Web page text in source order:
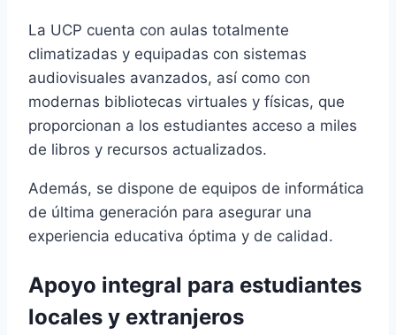
La UCP cuenta con aulas totalmente
climatizadas y equipadas con sistemas
audiovisuales avanzados, así como con
modernas bibliotecas virtuales y físicas, que
proporcionan a los estudiantes acceso a miles
de libros y recursos actualizados.
Además, se dispone de equipos de informática
de última generación para asegurar una
experiencia educativa óptima y de calidad.
Apoyo integral para estudiantes
locales y extranjeros